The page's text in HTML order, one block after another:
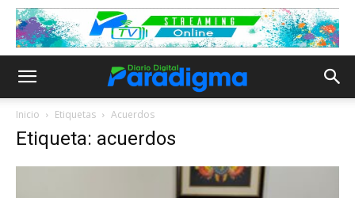
Inicio Etiquetas Acuerdos
Etiqueta: acuerdos